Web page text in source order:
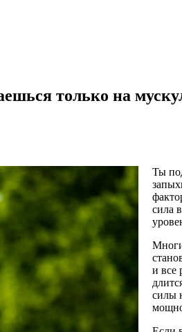
только на
Ты
сила
и все
силы